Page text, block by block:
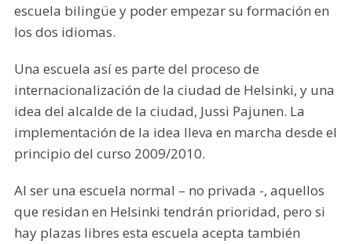
escuela bilingüe y poder empezar su formación en
los dos idiomas.
Una escuela así es parte del proceso de
internacionalización de la ciudad de Helsinki, y una
idea del alcalde de la ciudad, Jussi Pajunen. La
implementación de la idea lleva en marcha desde el
principio del curso 2009/2010.
Al ser una escuela normal – no privada -, aquellos
que residan en Helsinki tendrán prioridad, pero si
hay plazas libres esta escuela acepta también